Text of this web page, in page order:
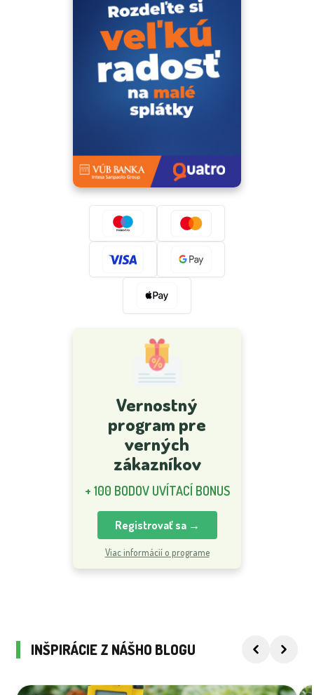
Vernostný
program pre
verných
zákazníkov
+ 100 BODOV UVÍTACÍ BONUS
Registrovať sa →
Viac informácií o programe
INŠPIRÁCIE Z NÁŠHO BLOGU